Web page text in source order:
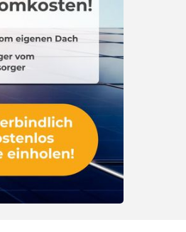
am Wechselrichter
die Kosten?
Bilanz
an die PV-Anlage
(DC)
(AC)
Speicher (DC)
Speicher (AC)
Speichertechnologien